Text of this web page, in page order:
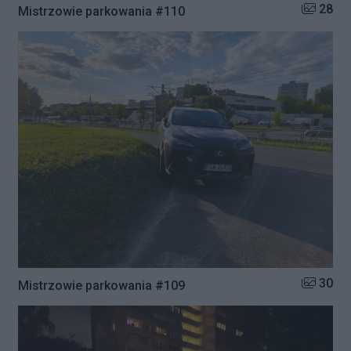
Mistrzowie parkowania #110 Liczba
28
Mistrzowie parkowania #109 Liczba
30